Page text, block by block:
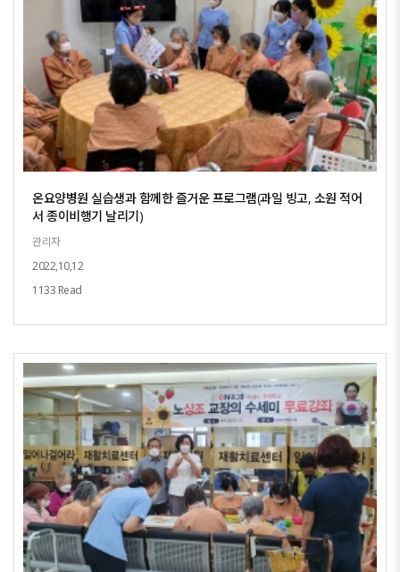
온요양병원 실습생과 함께한 즐거운 프로그램(과일 빙고, 소원 적어
서 종이비행기 날리기)
관리자
2022,10,12
1133 Read